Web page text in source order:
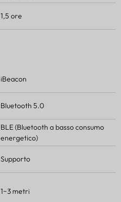
1,5 ore
iBeacon
Bluetooth 5.0
BLE (Bluetooth a basso consumo
energetico)
Supporto
1~3 metri